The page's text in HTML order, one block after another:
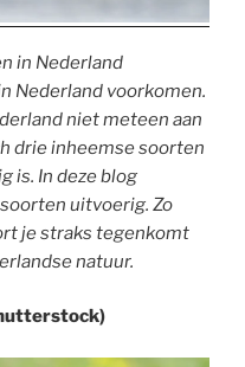
in Nederland
Nederland voorkomen.
niet meteen aan
drie inheemse soorten
is. In deze blog
uitvoerig. Zo
je straks tegenkomt
natuur.